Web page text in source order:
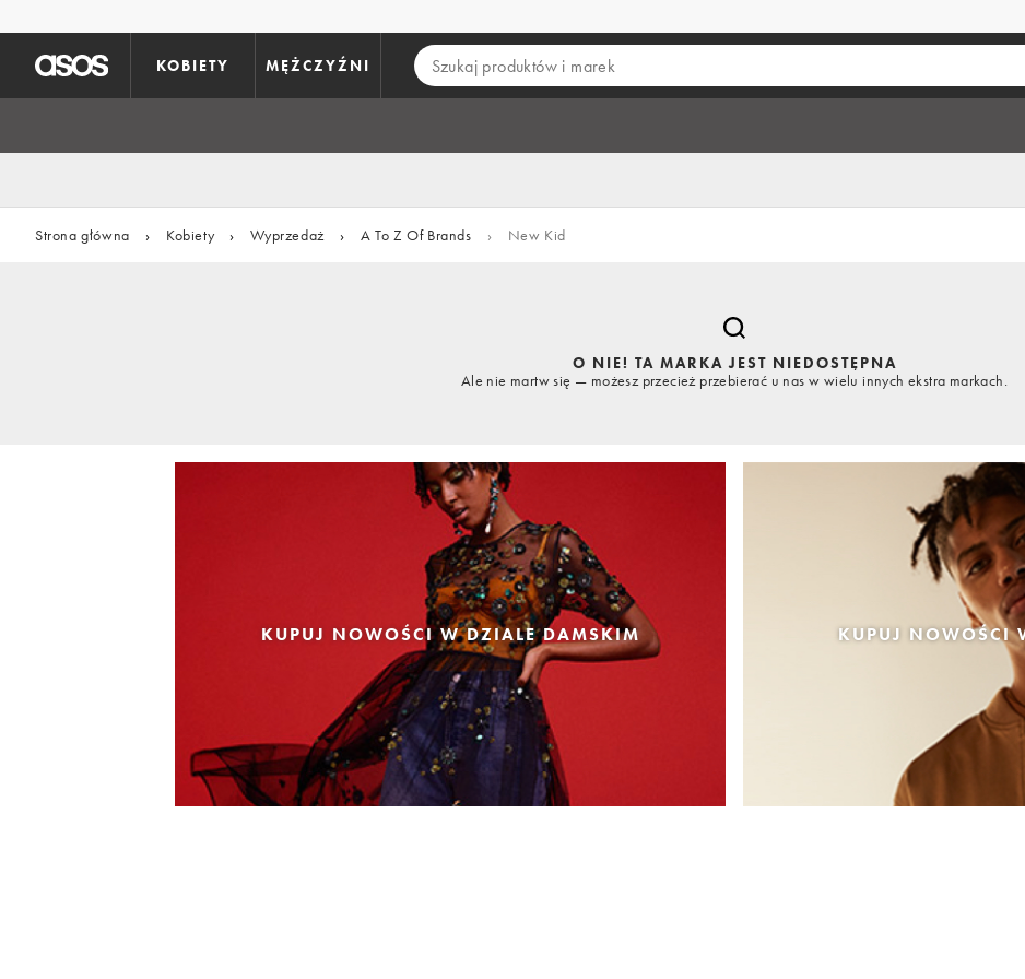
KOBIETY MĘŻCZYŹNI
Strona główna › Kobiety › Wyprzedaż › A To Z Of Brands › New Kid
O NIE! TA MARKA JEST NIEDOSTĘPNA
Ale nie martw się — możesz przecież przebierać u nas w wielu innych ekstra markach.
KUPUJ NOWOŚCI W DZIALE DAMSKIM KUPUJ NOWOŚCI